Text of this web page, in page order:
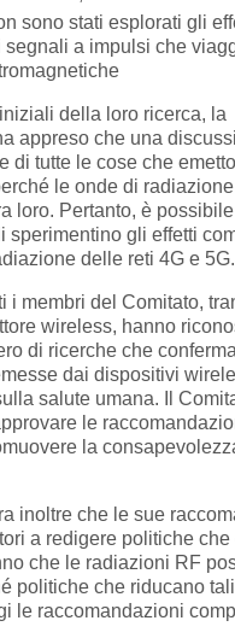
sono stati esplorati gli
segnali a impulsi che
della loro ricerca, la
appreso che una
di tutte le cose che
le onde di radiazione
loro. Pertanto, è
sperimentino gli effetti
delle reti 4G e 5G.
i membri del Comitato,
wireless, hanno
di ricerche che
dai dispositivi
salute umana.
Il
le
la
inoltre che le sue
a redigere politiche che
che le radiazioni RF
politiche che riducano tali
le raccomandazioni